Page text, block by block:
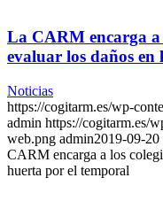
La CARM encarga a
evaluar los daños
Noticias
https://cogitarm.es/wp-
admin https://cogitarm.es/
web.png admin2019-09-
CARM encarga a los
huerta por el temporal